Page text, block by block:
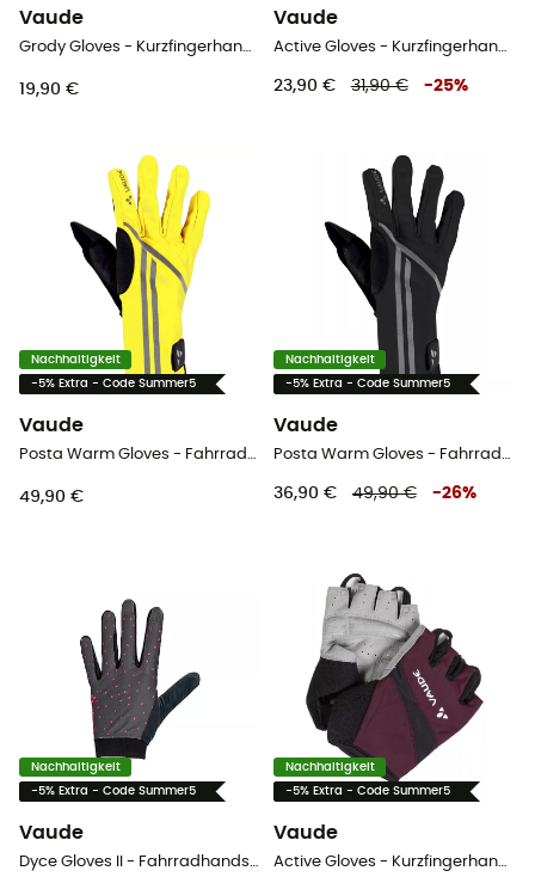
Vaude
Grody Gloves - Kurzfingerhandschuhe - Kind
19,90 €
Vaude
Active Gloves - Kurzfingerhandschuhe - Damen
23,90 € 31,90 € -25%
Nachhaltigkeit
-5% Extra - Code Summer5
Vaude
Posta Warm Gloves - Fahrradhandschuhe
49,90 €
Nachhaltigkeit
-5% Extra - Code Summer5
Vaude
Posta Warm Gloves - Fahrradhandschuhe
36,90 € 49,90 € -26%
Nachhaltigkeit
-5% Extra - Code Summer5
Vaude
Dyce Gloves II - Fahrradhandschuhe - Damen
Nachhaltigkeit
-5% Extra - Code Summer5
Vaude
Active Gloves - Kurzfingerhandschuhe - Damen